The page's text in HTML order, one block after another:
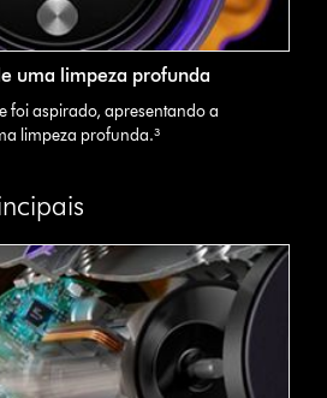
uma limpeza profunda
foi aspirado, apresentando a
limpeza profunda.³